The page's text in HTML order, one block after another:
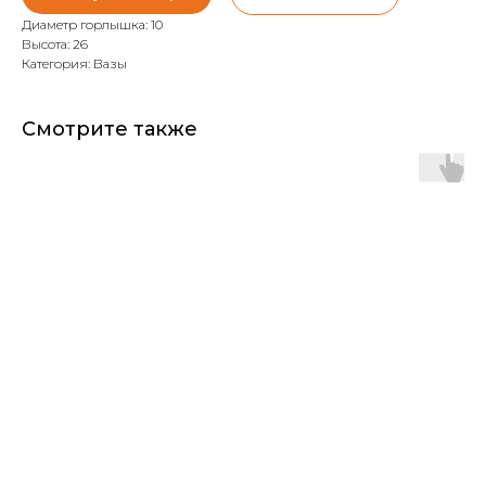
Диаметр горлышка: 10
Высота: 26
Категория: Вазы
Смотрите также